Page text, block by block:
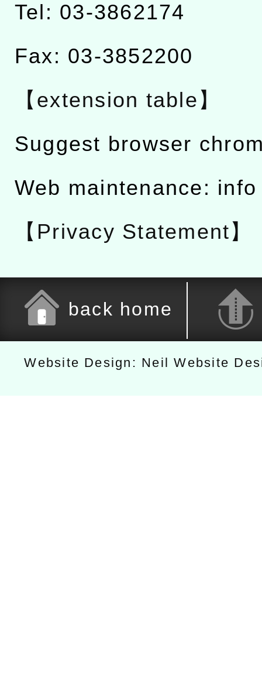
Tel: 03-3862174
Fax: 03-3852200
【extension table】
Suggest browser
Web maintenance:
【Privacy Statement】
back home
Website Design: Neil Website